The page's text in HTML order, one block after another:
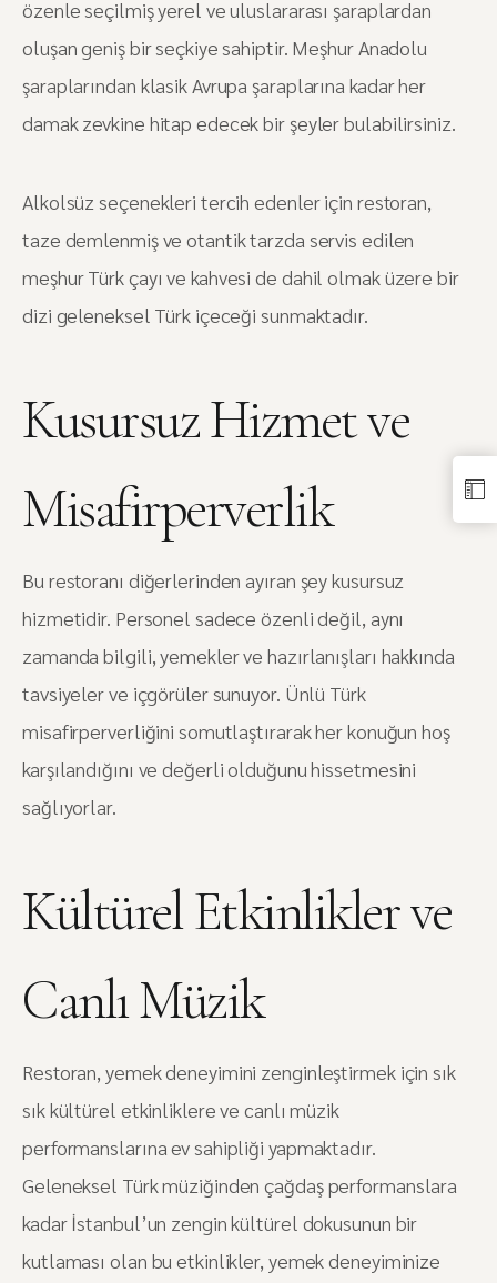
özenle seçilmiş yerel ve uluslararası şaraplardan
oluşan geniş bir seçkiye sahiptir. Meşhur Anadolu
şaraplarından klasik Avrupa şaraplarına kadar her
damak zevkine hitap edecek bir şeyler bulabilirsiniz.
Alkolsüz seçenekleri tercih edenler için restoran,
taze demlenmiş ve otantik tarzda servis edilen
meşhur Türk çayı ve kahvesi de dahil olmak üzere bir
dizi geleneksel Türk içeceği sunmaktadır.
Kusursuz Hizmet ve
Misafirperverlik
Bu restoranı diğerlerinden ayıran şey kusursuz
hizmetidir. Personel sadece özenli değil, aynı
zamanda bilgili, yemekler ve hazırlanışları hakkında
tavsiyeler ve içgörüler sunuyor. Ünlü Türk
misafirperverliğini somutlaştırarak her konuğun hoş
karşılandığını ve değerli olduğunu hissetmesini
sağlıyorlar.
Kültürel Etkinlikler ve
Canlı Müzik
Restoran, yemek deneyimini zenginleştirmek için sık
sık kültürel etkinliklere ve canlı müzik
performanslarına ev sahipliği yapmaktadır.
Geleneksel Türk müziğinden çağdaş performanslara
kadar İstanbul’un zengin kültürel dokusunun bir
kutlaması olan bu etkinlikler, yemek deneyiminize